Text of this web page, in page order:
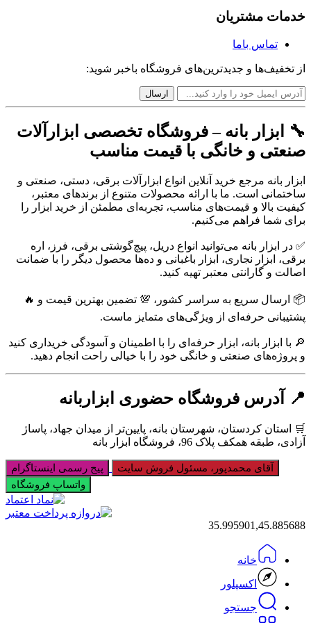
خدمات مشتریان
تماس باما
از تخفیف‌ها و جدیدترین‌های فروشگاه باخبر شوید:
🔧 ابزار بانه – فروشگاه تخصصی ابزارآلات
صنعتی و خانگی با قیمت مناسب
ابزار بانه مرجع خرید آنلاین انواع ابزارآلات برقی، دستی، صنعتی و
ساختمانی است. ما با ارائه محصولات متنوع از برندهای معتبر،
کیفیت بالا و قیمت‌های مناسب، تجربه‌ای مطمئن از خرید ابزار را
برای شما فراهم می‌کنیم.
✅ در ابزار بانه می‌توانید انواع دریل، پیچ‌گوشتی برقی، فرز، اره
برقی، ابزار نجاری، ابزار باغبانی و ده‌ها محصول دیگر را با ضمانت
اصالت و گارانتی معتبر تهیه کنید.
📦 ارسال سریع به سراسر کشور، 💯 تضمین بهترین قیمت و 🔥
پشتیبانی حرفه‌ای از ویژگی‌های متمایز ماست.
🔎 با ابزار بانه، ابزار حرفه‌ای را با اطمینان و آسودگی خریداری کنید
و پروژه‌های صنعتی و خانگی خود را با خیالی راحت انجام دهید.
📍 آدرس فروشگاه حضوری ابزاربانه
🛒 استان کردستان، شهرستان بانه، پایین‌تر از میدان جهاد، پاساژ
آزادی، طبقه همکف پلاک 96، فروشگاه ابزار بانه
آقای محمدپور، مسئول فروش سایت
پیج رسمی اینستاگرام
واتساپ فروشگاه
35.995901,45.885688
خانه
اکسپلور
جستجو